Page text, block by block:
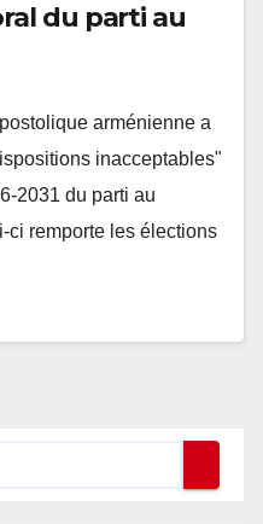
du parti au
arménienne a
inacceptables"
2031 du parti au
ci remporte les élections